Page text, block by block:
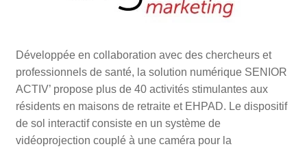
Développée en collaboration avec des chercheurs et
professionnels de santé, la solution numérique SENIOR
ACTIV’ propose plus de 40 activités stimulantes aux
résidents en maisons de retraite et EHPAD. Le dispositif
de sol interactif consiste en un système de
vidéoprojection couplé à une caméra pour la